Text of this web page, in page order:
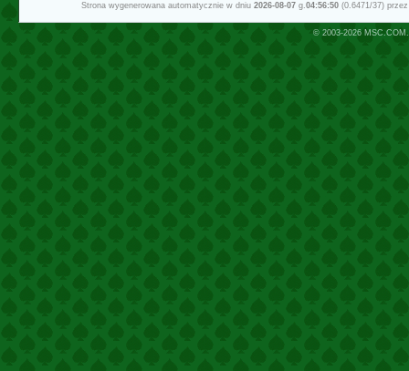
Strona wygenerowana automatycznie w dniu 2026-08-07g.04:56:50(0.6471/37)
© 2003-2026